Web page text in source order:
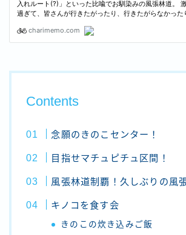
Contents
念願のきのこセンター！
目指せマチュピチュ区間！
風張林道制覇！久しぶりの風
キノコを食す会
きのこの炊き込みご飯